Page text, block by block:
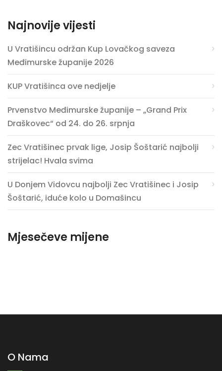
Najnovije vijesti
U Vratišincu održan Kup Lovačkog saveza
Međimurske županije 2026
KUP Vratišinca ove nedjelje
Prvenstvo Međimurske županije – „Grand Prix
Draškovec“ od 24. do 26. srpnja
Zec Vratišinec prvak lige, Josip Šoštarić najbolji
strijelac! Hvala svima
U Donjem Vidovcu najbolji Zec Vratišinec i Josip
Šoštarić, iduće kolo u Domašincu
Mjesečeve mijene
O Nama